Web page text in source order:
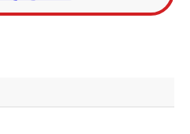
ン選手権」の出場も確実